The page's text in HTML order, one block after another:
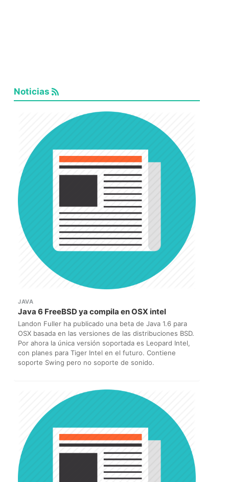
Noticias
JAVA
Java 6 FreeBSD ya compila en OSX intel
Landon Fuller ha publicado una beta de Java 1.6 para
OSX basada en las versiones de las distribuciones BSD.
Por ahora la única versión soportada es Leopard Intel,
con planes para Tiger Intel en el futuro. Contiene
soporte Swing pero no soporte de sonido.